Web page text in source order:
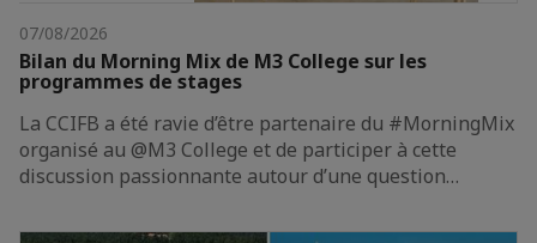
07/08/2026
Bilan du Morning Mix de M3 College sur les
programmes de stages
La CCIFB a été ravie d’être partenaire du #MorningMix
organisé au @M3 College et de participer à cette
discussion passionnante autour d’une question…